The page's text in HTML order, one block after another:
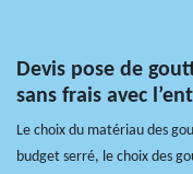
Devis pose de
sans frais avec
Le choix du matériau des
budget serré, le choix des